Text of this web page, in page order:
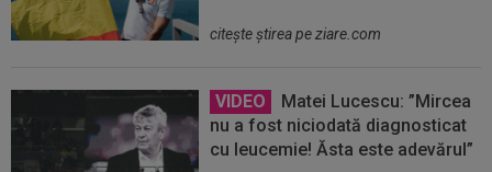
citeşte ştirea pe ziare.com
VIDEO
Matei Lucescu: ”Mircea
nu a fost niciodată diagnosticat
cu leucemie! Ăsta este adevărul”